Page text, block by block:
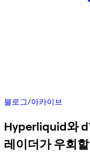
블로그/아카이브
Hyperliquid와
레이더가 우회